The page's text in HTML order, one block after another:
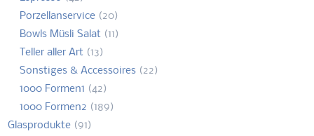
Porzellanservice (20)
Bowls Müsli Salat (11)
Teller aller Art (13)
Sonstiges & Accessoires (22)
1000 Formen1 (42)
1000 Formen2 (189)
Glasprodukte (91)